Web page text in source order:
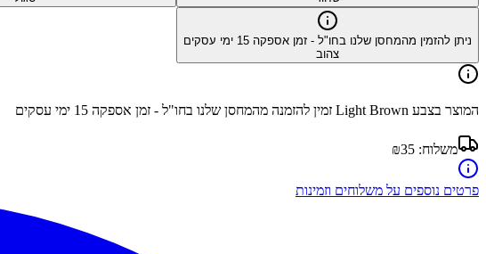
ניתן להזמין מהמחסן שלנו בחו"ל - זמן אספקה 15 ימי עסקים
צהוב
המוצר בצבע Light Brown זמין להזמנה מהמחסן שלנו בחו"ל - זמן אספקה 15 ימי עסקים
משלוח: ₪35
פרטים נוספים על משלוחים וזמינות